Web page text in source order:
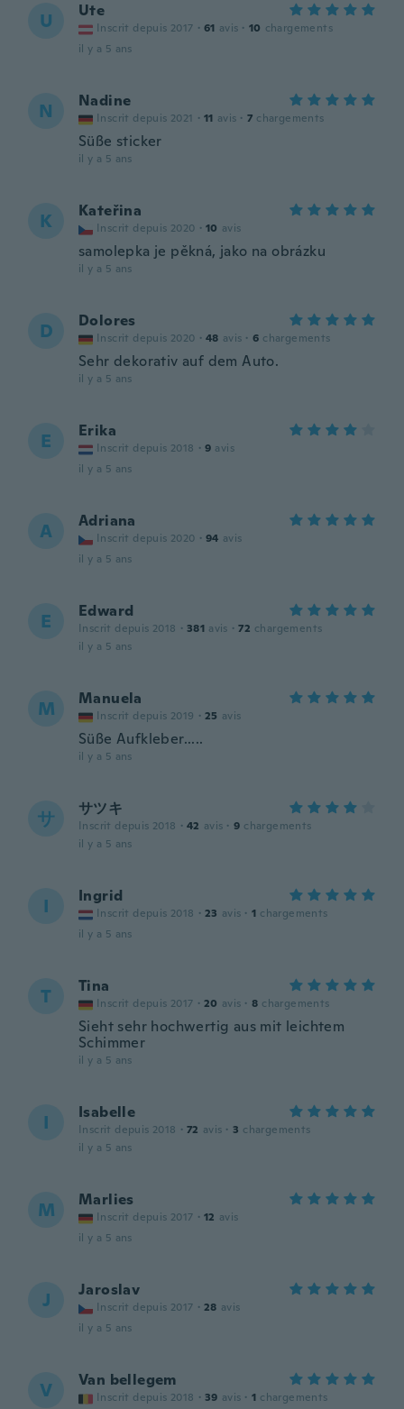
U Ute
Inscrit depuis 2017 · 61 avis · 10 chargements
il y a 5 ans
N Nadine
Inscrit depuis 2021 · 11 avis · 7 chargements
Süße sticker
il y a 5 ans
K Kateřina
Inscrit depuis 2020 · 10 avis
samolepka je pěkná, jako na obrázku
il y a 5 ans
D Dolores
Inscrit depuis 2020 · 48 avis · 6 chargements
Sehr dekorativ auf dem Auto.
il y a 5 ans
E Erika
Inscrit depuis 2018 · 9 avis
il y a 5 ans
A Adriana
Inscrit depuis 2020 · 94 avis
il y a 5 ans
E Edward
Inscrit depuis 2018 · 381 avis · 72 chargements
il y a 5 ans
M Manuela
Inscrit depuis 2019 · 25 avis
Süße Aufkleber.....
il y a 5 ans
サ サツキ
Inscrit depuis 2018 · 42 avis · 9 chargements
il y a 5 ans
I Ingrid
Inscrit depuis 2018 · 23 avis · 1 chargements
il y a 5 ans
T Tina
Inscrit depuis 2017 · 20 avis · 8 chargements
Sieht sehr hochwertig aus mit leichtem
Schimmer
il y a 5 ans
I Isabelle
Inscrit depuis 2018 · 72 avis · 3 chargements
il y a 5 ans
M Marlies
Inscrit depuis 2017 · 12 avis
il y a 5 ans
J Jaroslav
Inscrit depuis 2017 · 28 avis
il y a 5 ans
V Van bellegem
Inscrit depuis 2018 · 39 avis · 1 chargements